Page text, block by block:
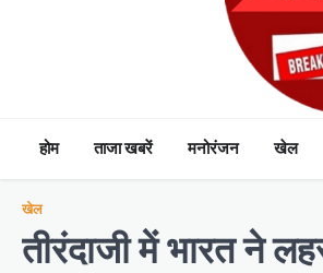
होम ताजा खबरें मनोरंजन खेल
खेल
तीरंदाजी में भारत ने